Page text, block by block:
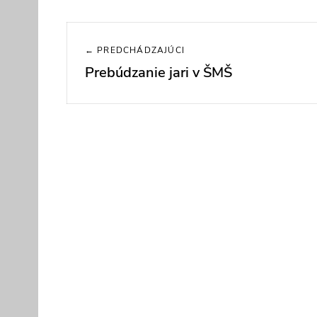
Navigácia
článku
← PREDCHÁDZAJÚCI
Previous
Prebúdzanie jari v ŠMŠ